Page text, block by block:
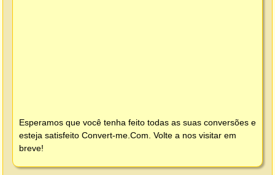
Esperamos que você tenha feito todas as suas conversões e
esteja satisfeito Convert-me.Com . Volte a nos visitar em
breve!